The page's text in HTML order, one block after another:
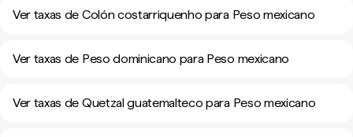
Ver taxas de Colón costarriquenho para Peso mexicano
Ver taxas de Peso dominicano para Peso mexicano
Ver taxas de Quetzal guatemalteco para Peso mexicano